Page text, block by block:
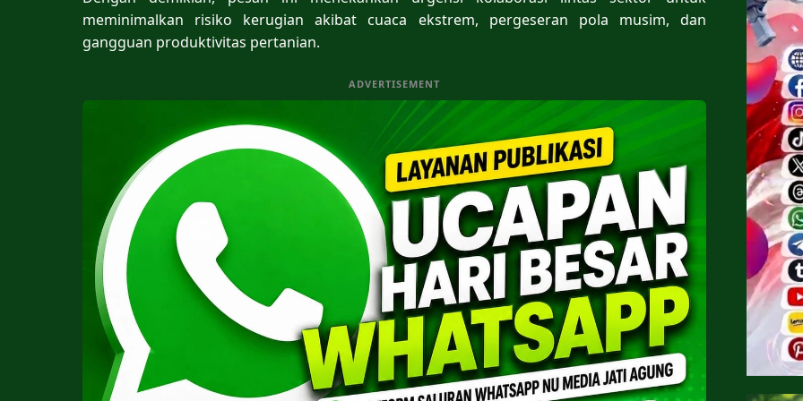
meminimalkan risiko kerugian akibat cuaca ekstrem, pergeseran pola musim, dan
gangguan produktivitas pertanian.
ADVERTISEMENT